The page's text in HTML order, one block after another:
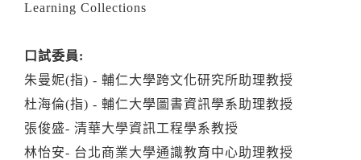
Learning Collections
口試委員:
朱曼妮(指) - 輔仁大學跨文化研究所助理教授
杜海倫(指) - 輔仁大學圖書資訊學系助理教授
張俊盛- 清華大學資訊工程學系教授
林怡安- 台北商業大學通識教育中心助理教授